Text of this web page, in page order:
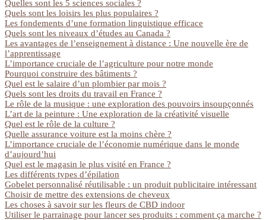
Quelles sont les 5 sciences sociales ?
Quels sont les loisirs les plus populaires ?
Les fondements d’une formation linguistique efficace
Quels sont les niveaux d’études au Canada ?
Les avantages de l’enseignement à distance : Une nouvelle ère de
l’apprentissage
L’importance cruciale de l’agriculture pour notre monde
Pourquoi construire des bâtiments ?
Quel est le salaire d’un plombier par mois ?
Quels sont les droits du travail en France ?
Le rôle de la musique : une exploration des pouvoirs insoupçonnés
L’art de la peinture : Une exploration de la créativité visuelle
Quel est le rôle de la culture ?
Quelle assurance voiture est la moins chère ?
L’importance cruciale de l’économie numérique dans le monde
d’aujourd’hui
Quel est le magasin le plus visité en France ?
Les différents types d’épilation
Gobelet personnalisé réutilisable : un produit publicitaire intéressant
Choisir de mettre des extensions de cheveux
Les choses à savoir sur les fleurs de CBD indoor
Utiliser le parrainage pour lancer ses produits : comment ça marche ?